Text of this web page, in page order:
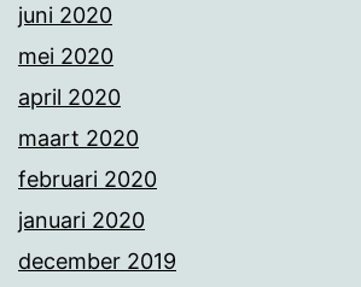
juni 2020
mei 2020
april 2020
maart 2020
februari 2020
januari 2020
december 2019